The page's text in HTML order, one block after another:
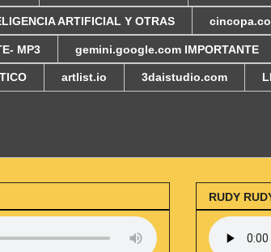
ARTIFICIAL Y OTRAS
MP3 gemini.google.com IMPORTANTE
artlist.io 3daistudio.com
RUDY